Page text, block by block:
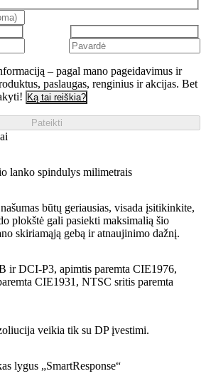
– pagal mano pageidavimus ir
paslaugas, renginius ir akcijas. Bet
Ką tai reiškia?
Pateikti
lanko spindulys milimetrais
būtų geriausias, visada įsitikinkite,
plokštė gali pasiekti maksimalią šio
skiriamąją gebą ir atnaujinimo dažnį.
ir DCI-P3, apimtis paremta CIE1976,
CIE1931, NTSC sritis paremta
veikia tik su DP įvestimi.
lygus „SmartResponse“